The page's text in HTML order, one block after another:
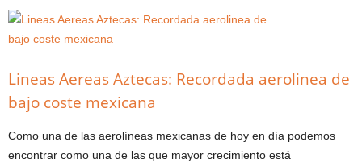
Lineas Aereas Aztecas: Recordada aerolinea de
bajo coste mexicana
Como una de las aerolíneas mexicanas de hoy en día podemos
encontrar como una de las que mayor crecimiento está